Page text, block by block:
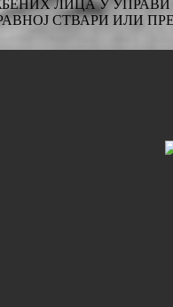
ЛИЦА У
СТВАРИ ИЛИ